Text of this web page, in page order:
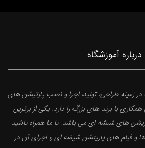
درباره آموزشگاه
زمینه طراحی، تولید، اجرا و نصب پارتیشن های
با برند های بزرگ را دارد. یکی از برترین
های شیشه ای می باشد. با ما همراه باشید
و فیلم های پاریتشن شیشه ای و اجرای آن در